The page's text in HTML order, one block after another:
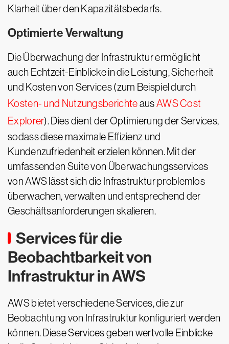
Klarheit über den Kapazitätsbedarfs.
Optimierte Verwaltung
Die Überwachung der Infrastruktur ermöglicht
auch Echtzeit-Einblicke in die Leistung, Sicherheit
und Kosten von Services (zum Beispiel durch
Kosten- und NutzungsberichteausAWS Cost
Explorer). Dies dient der Optimierung der Services,
sodass diese maximale Effizienz und
Kundenzufriedenheit erzielen können. Mit der
umfassenden Suite von Überwachungsservices
von AWS lässt sich die Infrastruktur problemlos
überwachen, verwalten und entsprechend der
Geschäftsanforderungen skalieren.
Services für die
Beobachtbarkeit von
Infrastruktur in AWS
AWS bietet verschiedene Services, die zur
Beobachtung von Infrastruktur konfiguriert werden
können. Diese Services geben wertvolle Einblicke